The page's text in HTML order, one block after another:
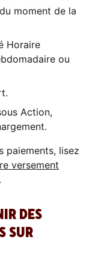
moment de la
Horaire
ou
Action,
paiements, lisez
versement
.
DES
SUR